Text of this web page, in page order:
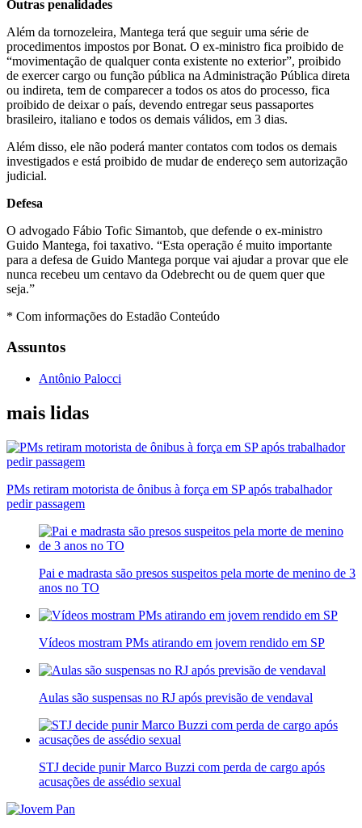
Outras penalidades
Além da tornozeleira, Mantega terá que seguir uma série de
procedimentos impostos por Bonat. O ex-ministro fica proibido de
“movimentação de qualquer conta existente no exterior”, proibido
de exercer cargo ou função pública na Administração Pública direta
ou indireta, tem de comparecer a todos os atos do processo, fica
proibido de deixar o país, devendo entregar seus passaportes
brasileiro, italiano e todos os demais válidos, em 3 dias.
Além disso, ele não poderá manter contatos com todos os demais
investigados e está proibido de mudar de endereço sem autorização
judicial.
Defesa
O advogado Fábio Tofic Simantob, que defende o ex-ministro
Guido Mantega, foi taxativo. “Esta operação é muito importante
para a defesa de Guido Mantega porque vai ajudar a provar que ele
nunca recebeu um centavo da Odebrecht ou de quem quer que
seja.”
* Com informações do Estadão Conteúdo
Assuntos
Antônio Palocci
mais lidas
PMs retiram motorista de ônibus à força em SP após trabalhador
pedir passagem
Pai e madrasta são presos suspeitos pela morte de menino de 3
anos no TO
Vídeos mostram PMs atirando em jovem rendido em SP
Aulas são suspensas no RJ após previsão de vendaval
STJ decide punir Marco Buzzi com perda de cargo após
acusações de assédio sexual